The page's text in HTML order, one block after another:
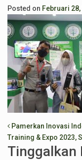
Posted on Februari 28,
Post
Pamerkan Inovasi
Training & Expo 2023,
Tinggalkan